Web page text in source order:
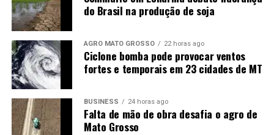
FONTE
Autor:Dr. Argemiro Luís Brum/CEEMA-UNIJUÍ
Site: Ceema/Unijuí
do Brasil na produção de soja
AGRO MATO GROSSO 22 horas ago
Ciclone bomba pode provocar ventos
fortes e temporais em 23 cidades de MT
BUSINESS 24 horas ago
Falta de mão de obra desafia o agro de
Mato Grosso